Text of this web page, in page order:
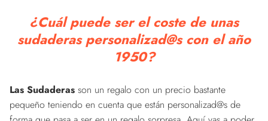
¿Cuál puede ser el coste de unas
sudaderas personalizad@s con el año
1950?
Las Sudaderas son un regalo con un precio bastante
pequeño teniendo en cuenta que están personalizad@s de